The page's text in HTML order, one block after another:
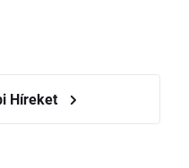
Híreket